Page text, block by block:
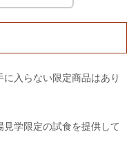
入らない限定商品はあり
学限定の試食を提供して